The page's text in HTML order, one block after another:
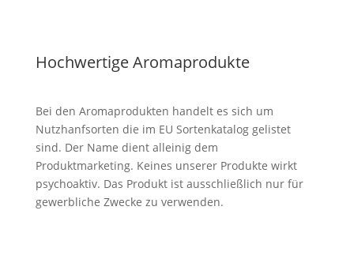
Hochwertige Aromaprodukte
Bei den Aromaprodukten handelt es sich um
Nutzhanfsorten die im EU Sortenkatalog gelistet
sind. Der Name dient alleinig dem
Produktmarketing. Keines unserer Produkte wirkt
psychoaktiv. Das Produkt ist ausschließlich nur für
gewerbliche Zwecke zu verwenden.